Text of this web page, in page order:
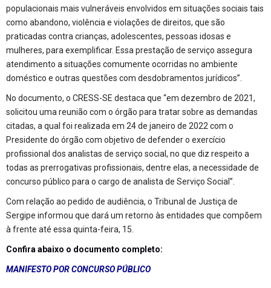
populacionais mais vulneráveis envolvidos em situações sociais tais
como abandono, violência e violações de direitos, que são
praticadas contra crianças, adolescentes, pessoas idosas e
mulheres, para exemplificar. Essa prestação de serviço assegura
atendimento a situações comumente ocorridas no ambiente
doméstico e outras questões com desdobramentos jurídicos”.
No documento, o CRESS-SE destaca que “em dezembro de 2021,
solicitou uma reunião com o órgão para tratar sobre as demandas
citadas, a qual foi realizada em 24 de janeiro de 2022 com o
Presidente do órgão com objetivo de defender o exercício
profissional dos analistas de serviço social, no que diz respeito a
todas as prerrogativas profissionais, dentre elas, a necessidade de
concurso público para o cargo de analista de Serviço Social”.
Com relação ao pedido de audiência, o Tribunal de Justiça de
Sergipe informou que dará um retorno às entidades que compõem
à frente até essa quinta-feira, 15.
Confira abaixo o documento completo:
MANIFESTO POR CONCURSO PÚBLICO